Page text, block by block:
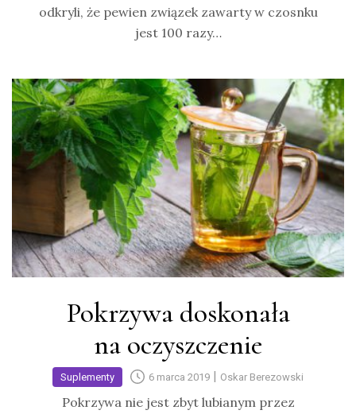
odkryli, że pewien związek zawarty w czosnku
jest 100 razy…
Pokrzywa doskonała
na oczyszczenie
Suplementy 6 marca 2019 | Oskar Berezowski
Pokrzywa nie jest zbyt lubianym przez